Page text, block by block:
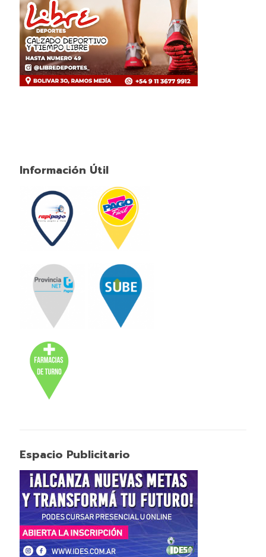
Información Útil
Espacio Publicitario